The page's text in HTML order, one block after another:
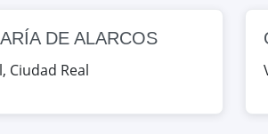
DE ALARCOS
, Ciudad Real